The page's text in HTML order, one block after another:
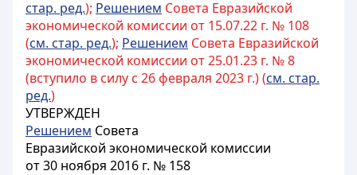
стар. ред.); Решением Совета Евразийской
экономической комиссии от 15.07.22 г. № 108
(см. стар. ред.); Решением Совета Евразийской
экономической комиссии от 25.01.23 г. № 8
(вступило в силу с 26 февраля 2023 г.) (см. стар.
ред.)
УТВЕРЖДЕН
Решением Совета
Евразийской экономической комиссии
от 30 ноября 2016 г. № 158